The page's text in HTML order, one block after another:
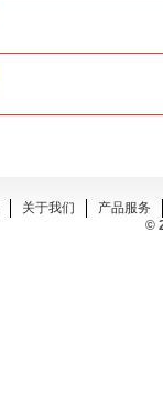
关于我们
产品服务
©